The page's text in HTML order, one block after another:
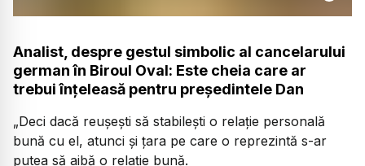
Analist, despre gestul simbolic al cancelarului
german în Biroul Oval: Este cheia care ar
trebui înțeleasă pentru președintele Dan
„Deci dacă reușești să stabilești o relație personală
bună cu el, atunci și țara pe care o reprezintă s-ar
putea să aibă o relație bună.